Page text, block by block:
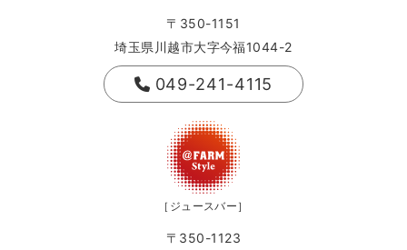
〒350-1151
埼玉県川越市大字今福1044-2
049-241-4115
［ジュースバー］
〒350-1123